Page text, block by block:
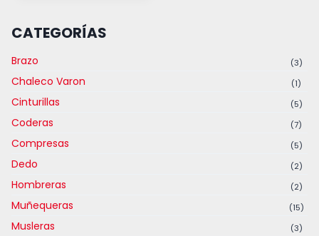
CATEGORÍAS
Brazo (3)
Chaleco Varon (1)
Cinturillas (5)
Coderas (7)
Compresas (5)
Dedo (2)
Hombreras (2)
Muñequeras (15)
Musleras (3)